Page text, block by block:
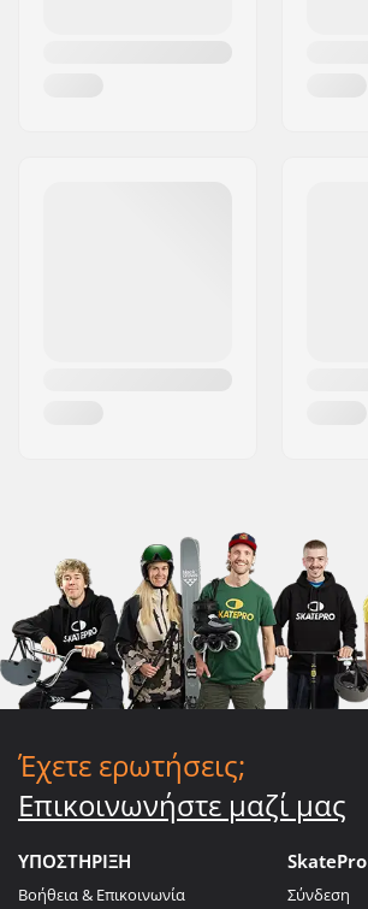
Έχετε ερωτήσεις;
Επικοινωνήστε μαζί μας
ΥΠΟΣΤΗΡΙΞΗ
Βοήθεια & Επικοινωνία
SkatePro
Σύνδεση